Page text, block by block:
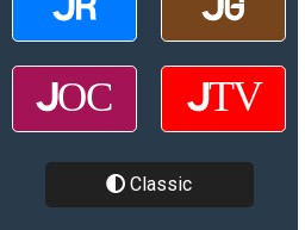
Classic